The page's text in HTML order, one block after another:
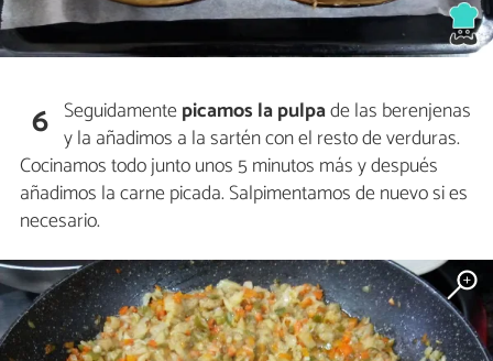
6 Seguidamentepicamos la pulpade las berenjenas
y la añadimos a la sartén con el resto de verduras.
Cocinamos todo junto unos 5 minutos más y después
añadimos la carne picada. Salpimentamos de nuevo si es
necesario.